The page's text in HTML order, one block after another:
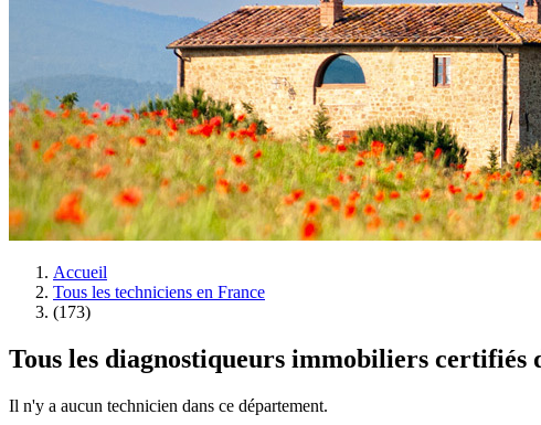
Accueil
Tous les techniciens en France
(173)
Tous les diagnostiqueurs immobiliers certifiés
Il n'y a aucun technicien dans ce département.